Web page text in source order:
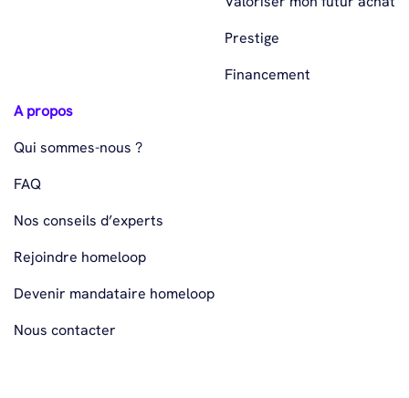
Prestige
Financement
A propos
Qui sommes-nous ?
FAQ
Nos conseils d’experts
Rejoindre homeloop
Devenir mandataire homeloop
Nous contacter